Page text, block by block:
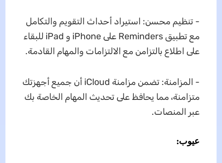
- تنظيم محسن: استيراد أحداث التقويم والتكامل
مع تطبيق Reminders على iPhone و iPad للبقاء
على اطلاع بالتزامن مع الالتزامات والمهام القادمة.
- المزامنة: تضمن مزامنة iCloud أن جميع أجهزتك
متزامنة، مما يحافظ على تحديث المهام الخاصة بك
عبر المنصات.
عيوب: